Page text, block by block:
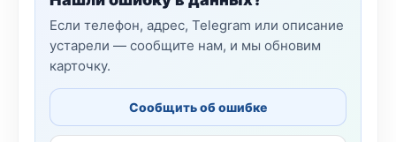
Если телефон, адрес, Telegram или описание
устарели — сообщите нам, и мы обновим
карточку.
Сообщить об ошибке